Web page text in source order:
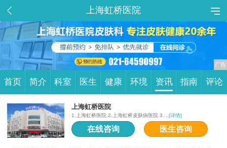
上海虹桥医院
首页 简介 科室 医生 健康 环境 资讯 指南 评论
上海虹桥医院
1.上海虹桥医院.2.上海虹桥皮肤病医院.3.... [详情]
在线咨询 医生咨询